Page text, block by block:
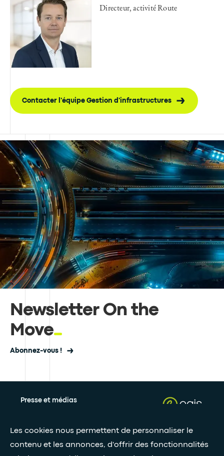
Les cookies nous permettent de personnaliser le
contenu et les annonces, d'offrir des fonctionnalités
Directeur, activité Route
Contacter l'équipe Gestion d'infrastructures
Newsletter On the
Move
Abonnez-vous !
Presse et médias